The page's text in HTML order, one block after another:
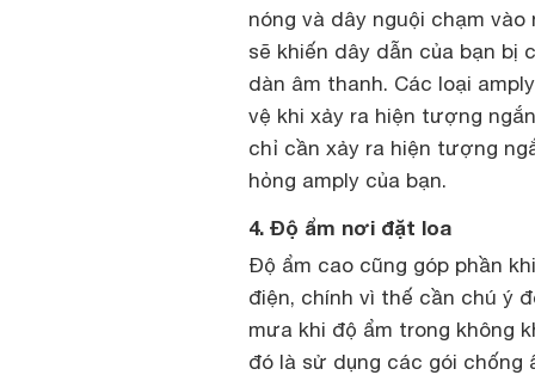
nóng và dây nguội chạm
sẽ khiến dây dẫn của bạn bị
dàn âm thanh. Các loại
vệ khi xảy ra hiện tượng
chỉ cần xảy ra hiện tượng
hỏng amply của bạn.
4. Độ ẩm nơi đặt loa
Độ ẩm cao cũng góp phần
điện, chính vì thế cần chú ý
mưa khi độ ẩm trong không
đó là sử dụng các gói